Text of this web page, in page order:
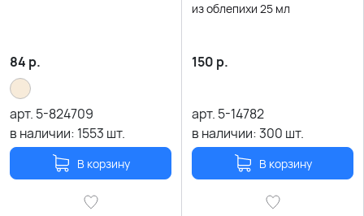
84 р.
арт. 5-824709
в наличии: 1553 шт.
В корзину
из облепихи 25 мл
150 р.
арт. 5-14782
в наличии:300 шт.
В корзину